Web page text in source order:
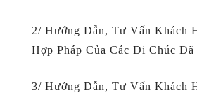
2/ Hướng Dẫn, Tư Vấn Khách
Hợp Pháp Của Các Di Chúc
3/ Hướng Dẫn, Tư Vấn Khách